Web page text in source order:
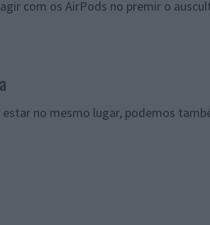
com os AirPods no premir o
no mesmo lugar, podemos